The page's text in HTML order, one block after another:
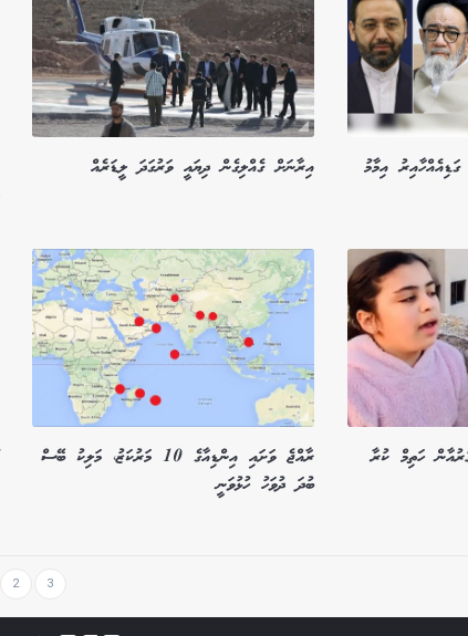
އިމާމު
އިރާނަށް ގެއްލިގެން ދިޔައީ ވަރުގަދަ ލީޑަރެއް
ޤުރުއާން ހަތިމް ކުރާ
ރާއްޖެ ވަށައި އިންޑިއާގެ 10 މަރުކަޒު، މަލިކު ބޭސް
ބުދަ ދުވަހު ހުޅުވަނީ
2 3